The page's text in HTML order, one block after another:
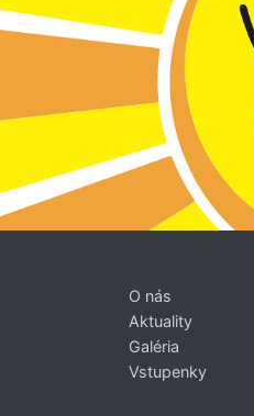
O nás
Aktuality
Galéria
Vstupenky